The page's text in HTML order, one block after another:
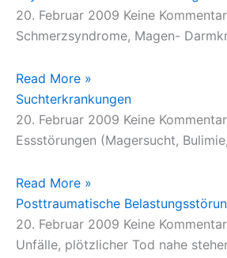
20. Februar 2009 Keine
Schmerzsyndrome, Magen-
Read More »
Suchterkrankungen
20. Februar 2009 Keine
Essstörungen (Magersucht,
Read More »
Posttraumatische
20. Februar 2009 Keine
Unfälle, plötzlicher Tod nahe